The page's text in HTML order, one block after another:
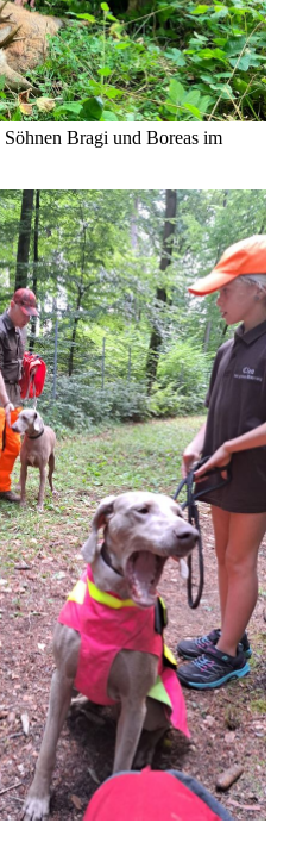
Bragi und Boreas im